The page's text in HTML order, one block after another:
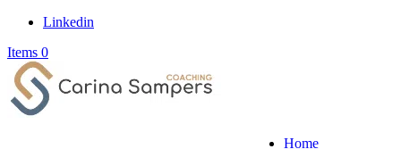
Linkedin
Items 0
Home